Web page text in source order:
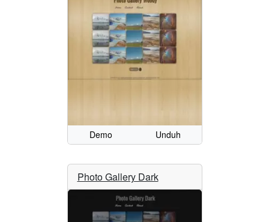
Demo Unduh
Photo Gallery Dark